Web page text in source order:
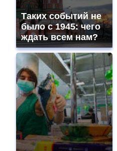
Таких событий не
было с 1945: чего
ждать всем нам?